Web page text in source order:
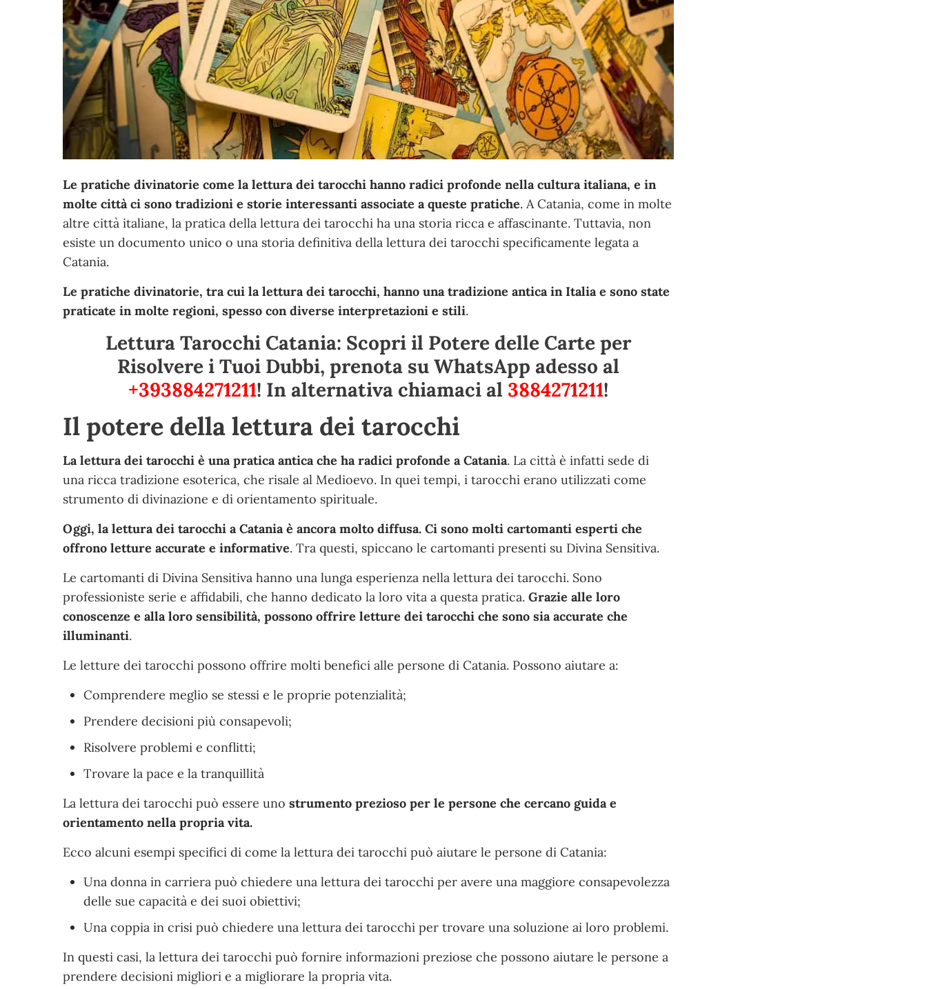
Le pratiche divinatorie come la lettura dei tarocchi hanno radici profonde nella cultura italiana, e in
molte città ci sono tradizioni e storie interessanti associate a queste pratiche. A Catania, come in molte
altre città italiane, la pratica della lettura dei tarocchi ha una storia ricca e affascinante. Tuttavia, non
esiste un documento unico o una storia definitiva della lettura dei tarocchi specificamente legata a
Catania.
Le pratiche divinatorie, tra cui la lettura dei tarocchi, hanno una tradizione antica in Italia e sono state
praticate in molte regioni, spesso con diverse interpretazioni e stili.
Lettura Tarocchi Catania: Scopri il Potere delle Carte per
Risolvere i Tuoi Dubbi, prenota su WhatsApp adesso al
+393884271211! In alternativa chiamaci al 3884271211!
Il potere della lettura dei tarocchi
La lettura dei tarocchi è una pratica antica che ha radici profonde a Catania. La città è infatti sede di
una ricca tradizione esoterica, che risale al Medioevo. In quei tempi, i tarocchi erano utilizzati come
strumento di divinazione e di orientamento spirituale.
Oggi, la lettura dei tarocchi a Catania è ancora molto diffusa. Ci sono molti cartomanti esperti che
offrono letture accurate e informative. Tra questi, spiccano le cartomanti presenti su Divina Sensitiva.
Le cartomanti di Divina Sensitiva hanno una lunga esperienza nella lettura dei tarocchi. Sono
professioniste serie e affidabili, che hanno dedicato la loro vita a questa pratica.Grazie alle loro
conoscenze e alla loro sensibilità, possono offrire letture dei tarocchi che sono sia accurate che
illuminanti.
Le letture dei tarocchi possono offrire molti benefici alle persone di Catania. Possono aiutare a:
Comprendere meglio se stessi e le proprie potenzialità;
Prendere decisioni più consapevoli;
Risolvere problemi e conflitti;
Trovare la pace e la tranquillità
La lettura dei tarocchi può essere unostrumento prezioso per le persone che cercano guida e
orientamento nella propria vita.
Ecco alcuni esempi specifici di come la lettura dei tarocchi può aiutare le persone di Catania:
Una donna in carriera può chiedere una lettura dei tarocchi per avere una maggiore consapevolezza
delle sue capacità e dei suoi obiettivi;
Una coppia in crisi può chiedere una lettura dei tarocchi per trovare una soluzione ai loro problemi.
In questi casi, la lettura dei tarocchi può fornire informazioni preziose che possono aiutare le persone a
prendere decisioni migliori e a migliorare la propria vita.